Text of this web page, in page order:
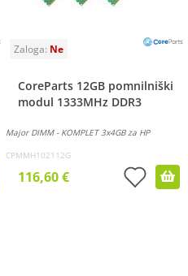
CoreParts 12GB pomnilniški
modul 1333MHz DDR3
Major DIMM - KOMPLET 3x4GB za HP
CPMMH102112G
116,60 €